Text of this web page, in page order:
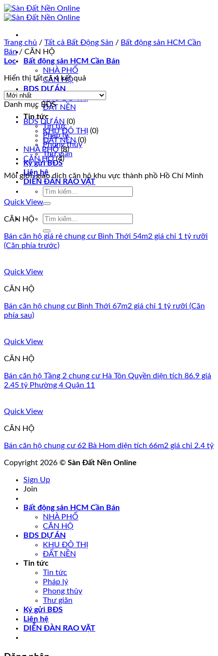
Skip
to
Bất động sản HCM Cần Bán
NHÀ PHỐ
CĂN HỘ
BDS DỰ ÁN
KHU ĐÔ THỊ
ĐẤT NỀN
Tin tức
Tin tức
Pháp lý
Phong thủy
Thư giãn
Ký gửi BĐS
Liên hệ
DIỄN ĐÀN RAO VẶT
Tìm
kiếm:
Tìm
Trang chủ / Tất cả Bất Động Sản / Bất động sản HCM Cần
Bán / CĂN HỘ
Lọc
Hiển thị tất cả 4 kết quả
Danh mục BĐS
BDS DỰ ÁN (0)
KHU ĐÔ THỊ
(0)
ĐẤT NỀN (0)
NHÀ PHỐ (8)
CĂN HỘ (4)
Môi giới, giao dịch căn hộ khu vực thành phồ Hồ Chí Minh
Quick View
CĂN HỘ
Bán căn hộ giá rẻ chung cư Bình Thới 54m2 giá chỉ 1 tỷ rưỡi
(Căn phía trước)
Quick View
CĂN HỘ
Bán căn hộ chung cư Bình Thới 67m2 giá chỉ 1 tỷ rưỡi (Căn
phía sau)
Quick View
CĂN HỘ
Bán căn hộ Tầng 2 chung cư Hà Tôn Quyền diện tích 86.9 giá
2.45 tỷ Phường 4 Quận 11
Quick View
CĂN HỘ
Bán căn hộ chung cư 62 Bà Hom diện tích 66m2 giá chỉ 2.4 tỷ
Copyright 2026 © Sàn Đất Nền Online
Sign Up
Join
Bất động sản HCM Cần Bán
NHÀ PHỐ
CĂN HỘ
BDS DỰ ÁN
KHU ĐÔ THỊ
ĐẤT NỀN
Tin tức
Tin tức
Pháp lý
Phong thủy
Thư giãn
Ký gửi BĐS
Liên hệ
DIỄN ĐÀN RAO VẶT